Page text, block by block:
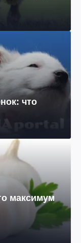
что
максимум